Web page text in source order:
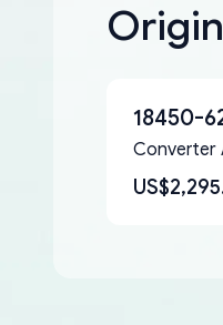
18450-
Converter